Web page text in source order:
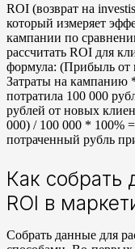
ROI (возврат на
который измеряет
кампании по
рассчитать ROI для
формула: (Прибыль
Затраты на кампанию
потратила 100 000
рублей от новых
000) / 100 000 * 100%
потраченный рубль
Как собрать
ROI в
Собрать данные для